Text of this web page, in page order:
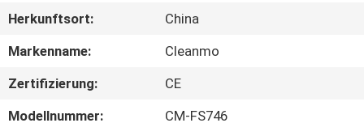
UNS
AUSFLUG
Herkunftsort:
China
Markenname:
Cleanmo
Zertifizierung:
CE
Modellnummer:
CM-FS746